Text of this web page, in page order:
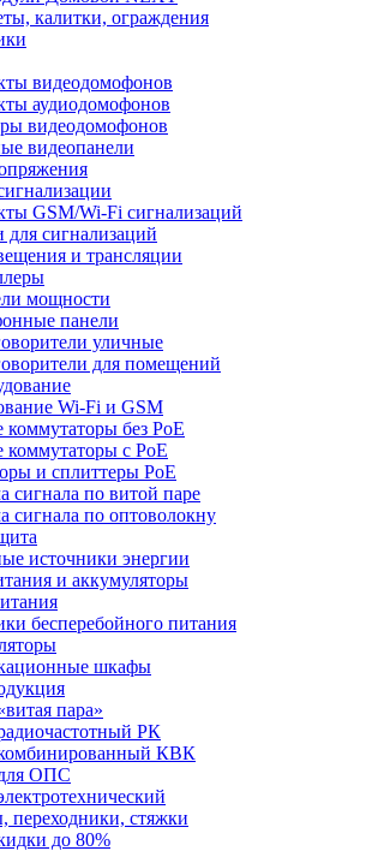
калитки, ограждения
видеодомофонов
аудиодомофонов
видеодомофонов
видеопанели
GSM/Wi-Fi сигнализаций
для сигнализаций
и трансляции
мощности
панели
уличные
для помещений
Wi-Fi и GSM
коммутаторы без PoE
коммутаторы с PoE
и сплиттеры PoE
сигнала по витой паре
сигнала по оптоволокну
источники энергии
и аккумуляторы
бесперебойного питания
шкафы
пара»
РК
КВК
ОПС
переходники, стяжки
до 80%